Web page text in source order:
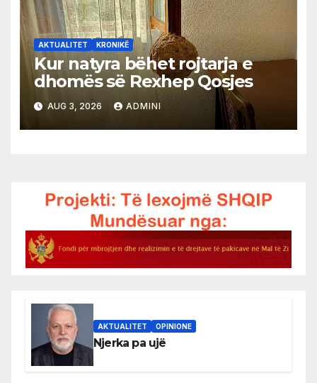
AKTUALITET KRONIKË
Kur natyra bëhet rojtarja e
dhomës së Rexhep Qosjes
AUG 3, 2026 ADMINI
AKTUALITET OPINIONE
Njerka pa ujë